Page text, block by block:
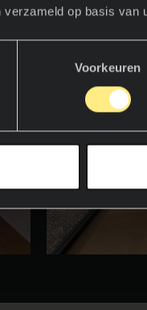
op basis van
Voorkeuren